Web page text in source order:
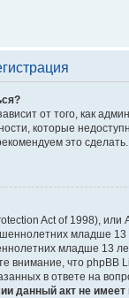
от того, как
которые
это сделать.
Act of 1998),
младше 13
младше 13
внимание, что
в ответе на
данный акт не